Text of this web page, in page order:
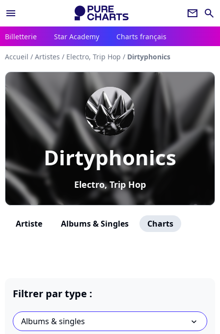
menu newsletter search
Billetterie Star Academy Charts français
Accueil / Artistes / Electro, Trip Hop / Dirtyphonics
Dirtyphonics
Electro, Trip Hop
Artiste Albums & Singles Charts
Filtrer par type :
Albums & singles chevron_bot